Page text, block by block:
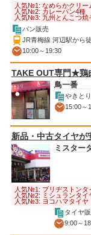
人気№1: なめらかクリー
人気№2: カレーパン4種
人気№3: 九州とんこつ焼
パン販売
JR青梅線 河辺駅から
10:00～19:30
TAKE OUT専門★鶏
鳥一番
やきとり
15:00～
新品・中古タイヤ
ミスター
人気№1: ブリヂストンタ
人気№2: ミシュランタイ
人気№3: ヨコハマタイヤ
タイヤ
9:00～